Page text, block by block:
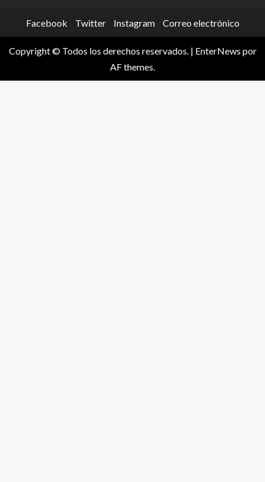
Facebook Twitter Instagram Correo electrónico
Copyright © Todos los derechos reservados. | EnterNews por
AF themes.